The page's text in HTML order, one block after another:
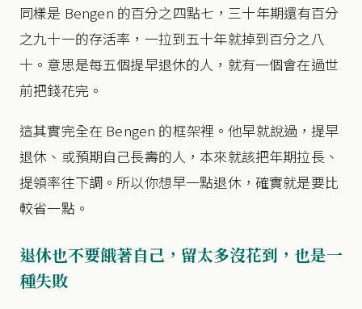
同樣是 Bengen 的百分之四點七，三十年期還有百分
之九十一的存活率，一拉到五十年就掉到百分之八
十。意思是每五個提早退休的人，就有一個會在過世
前把錢花完。
這其實完全在 Bengen 的框架裡。他早就說過，提早
退休、或預期自己長壽的人，本來就該把年期拉長、
提領率往下調。所以你想早一點退休，確實就是要比
較省一點。
退休也不要餓著自己，留太多沒花到，也是一
種失敗